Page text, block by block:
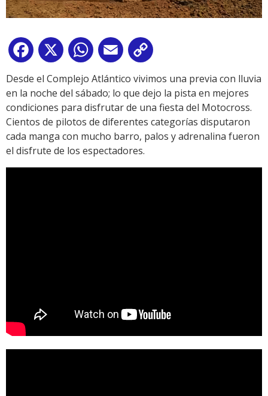
Facebook
X WhatsApp
Email
Link
Desde el Complejo Atlántico vivimos una previa con lluvia
en la noche del sábado; lo que dejo la pista en mejores
condiciones para disfrutar de una fiesta del Motocross.
Cientos de pilotos de diferentes categorías disputaron
cada manga con mucho barro, palos y adrenalina fueron
el disfrute de los espectadores.